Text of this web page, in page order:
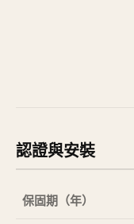
認證與安裝
保固期（年）